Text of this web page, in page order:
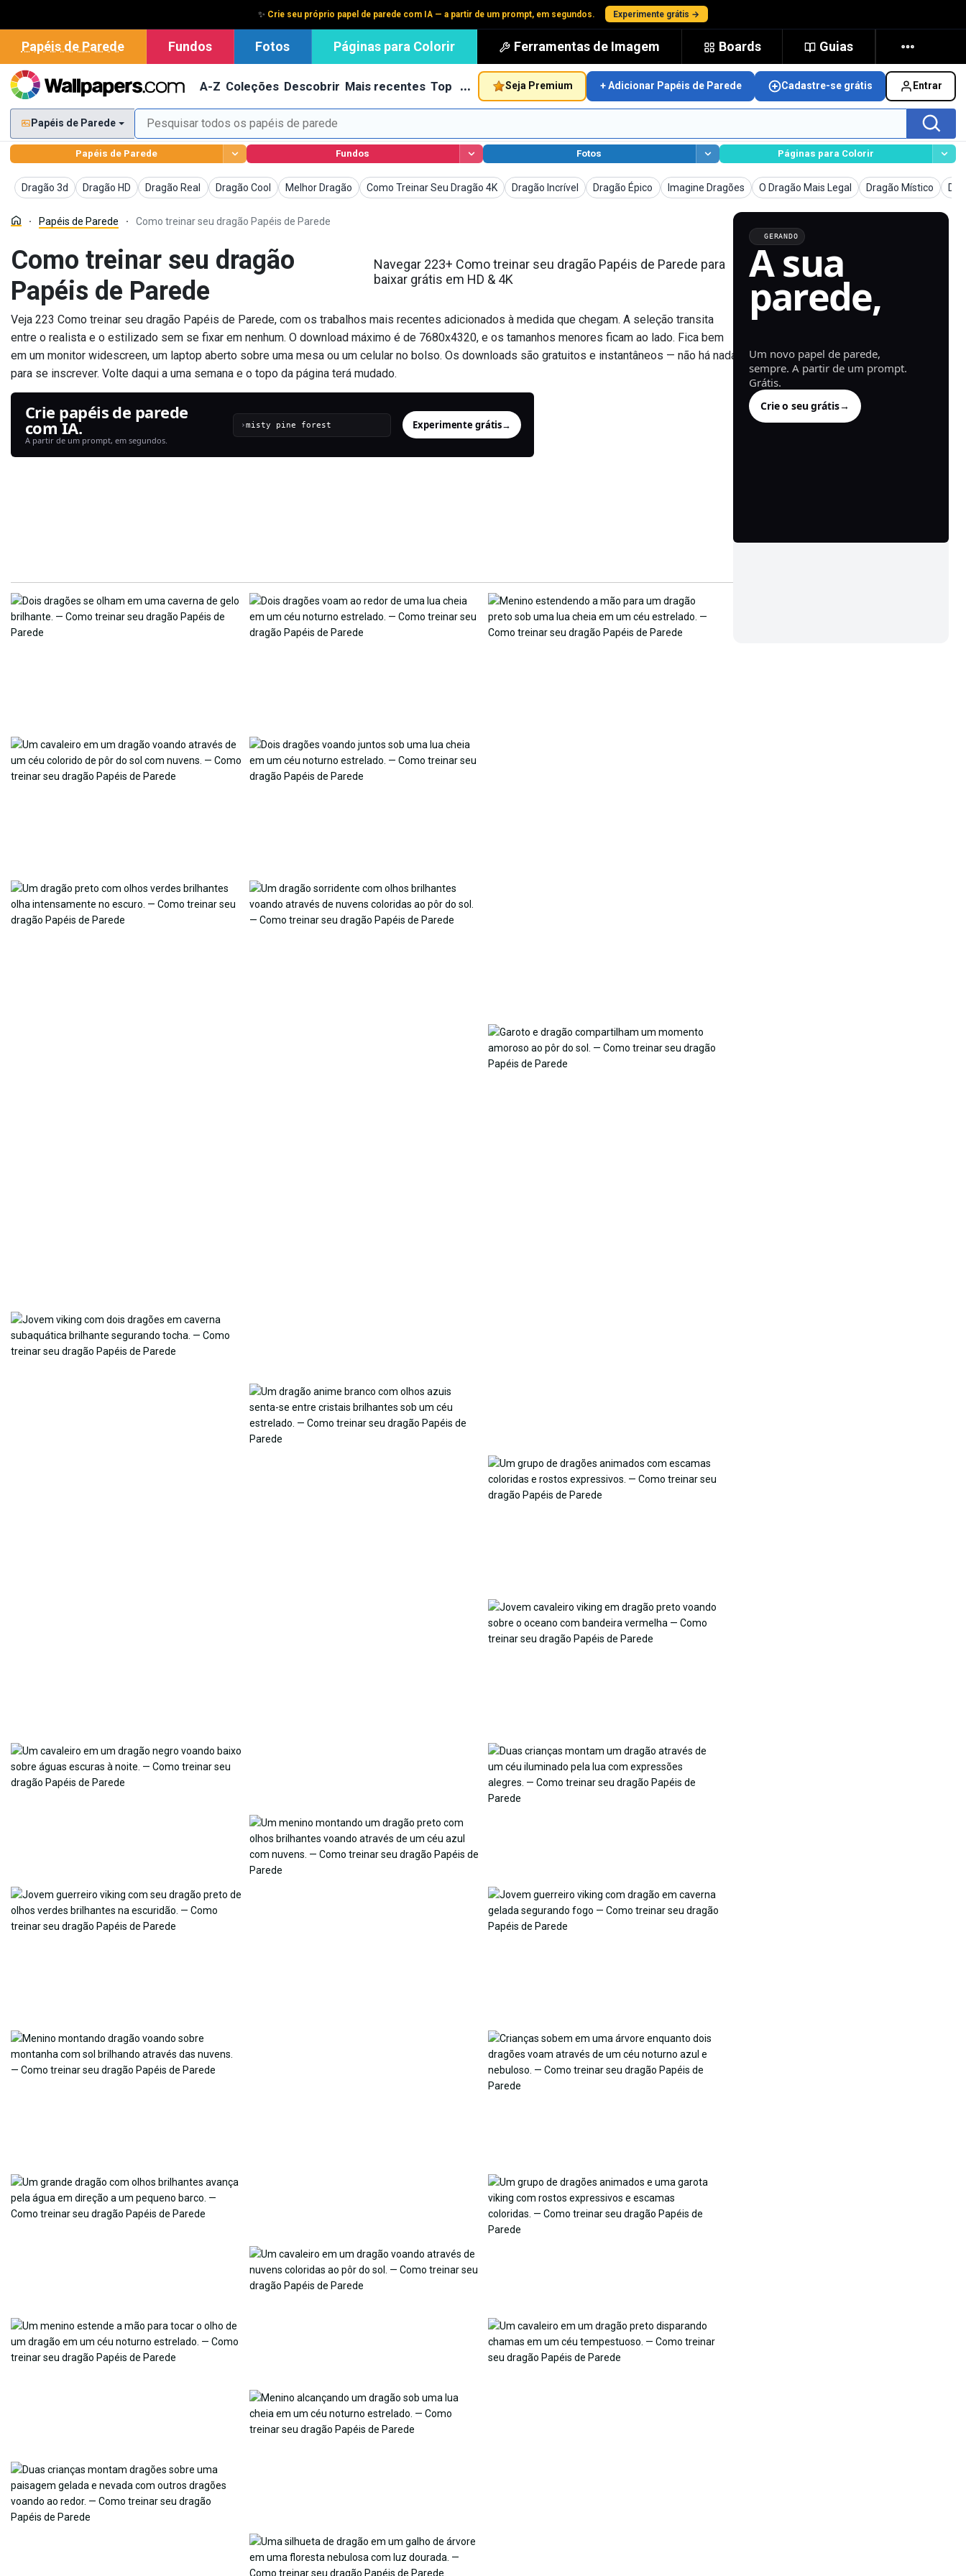
✨ Crie seu próprio papel de parede com IA — a partir de um prompt, em segundos. Experimente grátis →
Papéis de Parede Fundos Fotos Páginas para Colorir Ferramentas de Imagem Boards Guias
A-Z Coleções Descobrir Mais recentes Top … Seja Premium + Adicionar Papéis de Parede Cadastre-se grátis Entrar
Papéis de Parede
Papéis de Parede Fundos Fotos Páginas para Colorir
Dragão 3d
Papéis de ParedeDragão HD
Papéis de ParedeDragão Real
Papéis de ParedeDragão Cool
Papéis de ParedeMelhor Dragão
Papéis de Parede Como Treinar Seu Dragão 4K
Papéis de Parede Dragão Incrível
Papéis de Parede Dragão Épico
Papéis de ParedeImagine Dragões
Papéis de Parede O Dragão Mais Legal
Papéis de Parede Dragão Místico
Papéis de Parede
Papéis de Parede Como treinar seu dragão Papéis de Parede
Como treinar seu dragão
Papéis de Parede
Navegar 223+ Como treinar seu dragão Papéis de Parede para
baixar grátis em HD & 4K
Veja 223 Como treinar seu dragão Papéis de Parede, com os trabalhos mais recentes adicionados à medida que chegam. A seleção transita
entre o realista e o estilizado sem se fixar em nenhum. O download máximo é de 7680x4320, e os tamanhos menores ficam ao lado. Fica bem
em um monitor widescreen, um laptop aberto sobre uma mesa ou um celular no bolso. Os downloads são gratuitos e instantâneos — não há nada
para se inscrever. Volte daqui a uma semana e o topo da página terá mudado.
Crie papéis de parede
com IA.
A partir de um prompt, em segundos.
› Experimente grátis→
GERANDO
A sua
parede,
gerado.
Um novo papel de parede,
sempre. A partir de um prompt.
Grátis.
Crie o seu grátis→